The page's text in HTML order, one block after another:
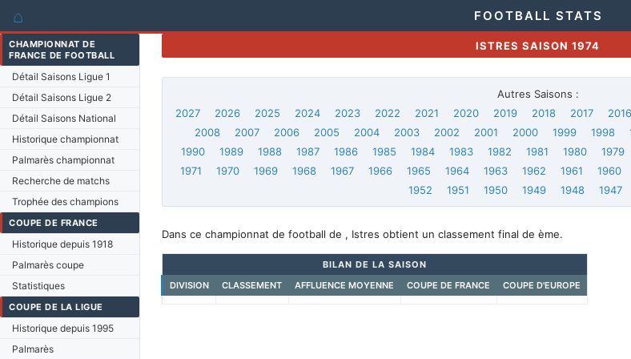
⌂ FOOTBALL STATS
CHAMPIONNAT DE
FRANCE DE FOOTBALL
Détail Saisons Ligue 1
Détail Saisons Ligue 2
Détail Saisons National
Historique championnat
Palmarès championnat
Recherche de matchs
Trophée des champions
COUPE DE FRANCE
Historique depuis 1918
Palmarès coupe
Statistiques
COUPE DE LA LIGUE
Historique depuis 1995
Palmarès
ISTRES SAISON 1974
Autres Saisons :
2027
2026 2025 2024 2023 2022 2021 2020 2019 2018 2017 2016
2008
2007 2006 2005 2004 2003 2002 2001 2000 1999 1998
1990
1989 1988 1987 1986 1985 1984 1983 1982 1981 1980 1979
1971
1970 1969 1968 1967 1966 1965 1964 1963 1962 1961 1960
1952
1951 1950 1949 1948 1947
Dans ce championnat de football de , Istres obtient un classement final de ème.
BILAN DE LA SAISON
DIVISION
CLASSEMENT AFFLUENCE MOYENNE COUPE DE FRANCE COUPE D'EUROPE